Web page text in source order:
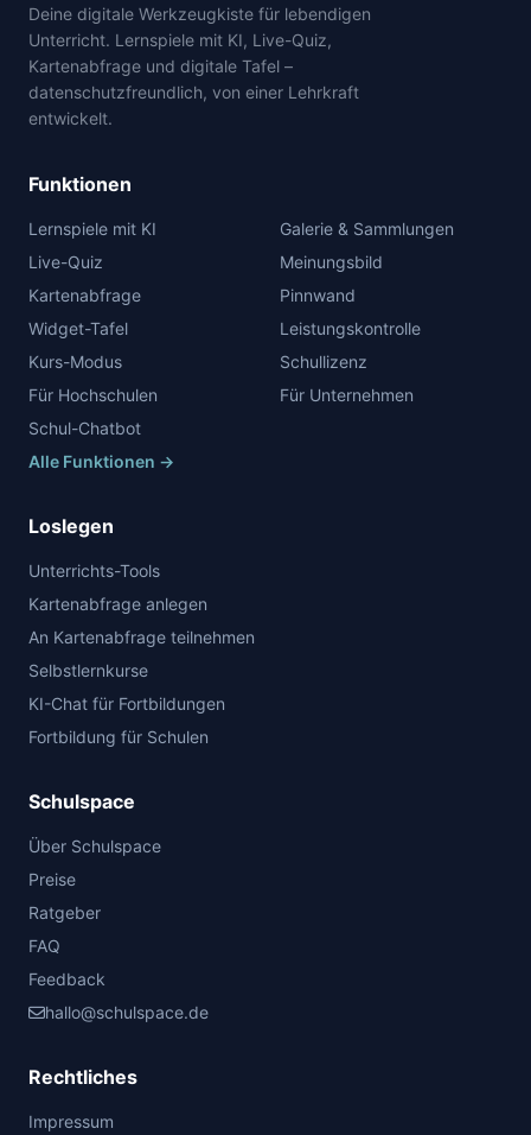
Deine digitale Werkzeugkiste für lebendigen
Unterricht. Lernspiele mit KI, Live-Quiz,
Kartenabfrage und digitale Tafel –
datenschutzfreundlich, von einer Lehrkraft
entwickelt.
Funktionen
Lernspiele mit KI
Galerie & Sammlungen
Live-Quiz
Meinungsbild
Kartenabfrage
Pinnwand
Widget-Tafel
Leistungskontrolle
Kurs-Modus
Schullizenz
Für Hochschulen
Für Unternehmen
Schul-Chatbot
Alle Funktionen →
Loslegen
Unterrichts-Tools
Kartenabfrage anlegen
An Kartenabfrage teilnehmen
Selbstlernkurse
KI-Chat für Fortbildungen
Fortbildung für Schulen
Schulspace
Über Schulspace
Preise
Ratgeber
FAQ
Feedback
hallo@schulspace.de
Rechtliches
Impressum